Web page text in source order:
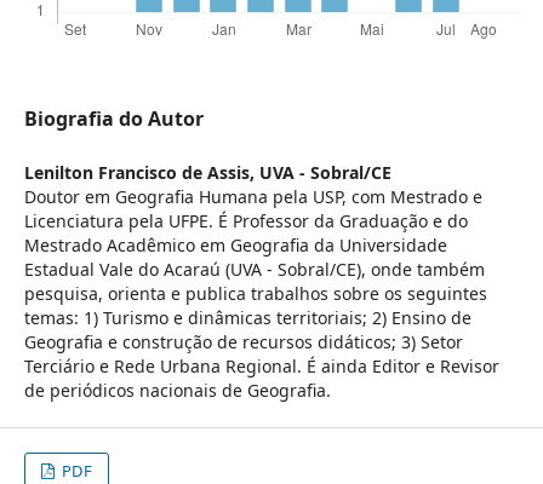
Biografia do Autor
Lenilton Francisco de Assis, UVA - Sobral/CE
Doutor em Geografia Humana pela USP, com Mestrado e
Licenciatura pela UFPE. É Professor da Graduação e do
Mestrado Acadêmico em Geografia da Universidade
Estadual Vale do Acaraú (UVA - Sobral/CE), onde também
pesquisa, orienta e publica trabalhos sobre os seguintes
temas: 1) Turismo e dinâmicas territoriais; 2) Ensino de
Geografia e construção de recursos didáticos; 3) Setor
Terciário e Rede Urbana Regional. É ainda Editor e Revisor
de periódicos nacionais de Geografia.
PDF